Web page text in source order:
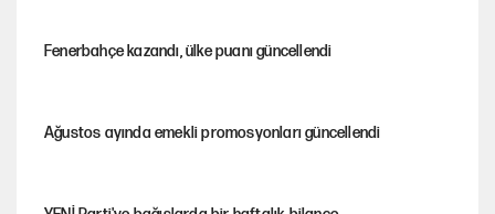
Fenerbahçe kazandı, ülke puanı güncellendi
Ağustos ayında emekli promosyonları güncellendi